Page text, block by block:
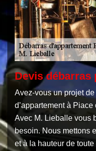
Devis débarras
Avez-vous un projet
d’appartement à
Avec M. Lieballe vous
besoin. Nous mettons
et à la hauteur de